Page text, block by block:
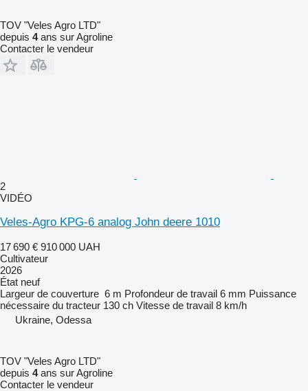
TOV "Veles Agro LTD"
depuis 4ans sur Agroline
Contacter le vendeur
2
VIDÉO
Veles-Agro KPG-6 analog John deere 1010
17 690 € 910 000 UAH
Cultivateur
2026
État neuf
Largeur de couverture 6 m Profondeur de travail 6 mm Puissance
nécessaire du tracteur 130 ch Vitesse de travail 8 km/h
Ukraine, Odessa
TOV "Veles Agro LTD"
depuis 4ans sur Agroline
Contacter le vendeur